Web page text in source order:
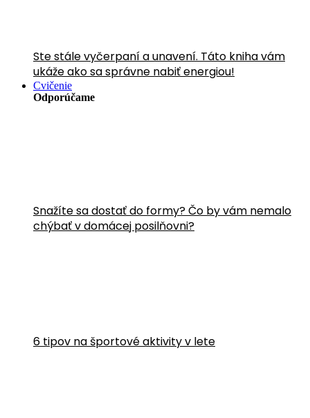
Ste stále vyčerpaní a unavení. Táto kniha vám
ukáže ako sa správne nabiť energiou!
Cvičenie
Odporúčame
Snažíte sa dostať do formy? Čo by vám nemalo
chýbať v domácej posilňovni?
6 tipov na športové aktivity v lete